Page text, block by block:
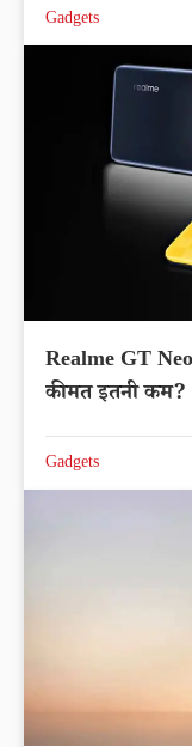
Gadgets
Realme GT
कीमत इतनी
Gadgets